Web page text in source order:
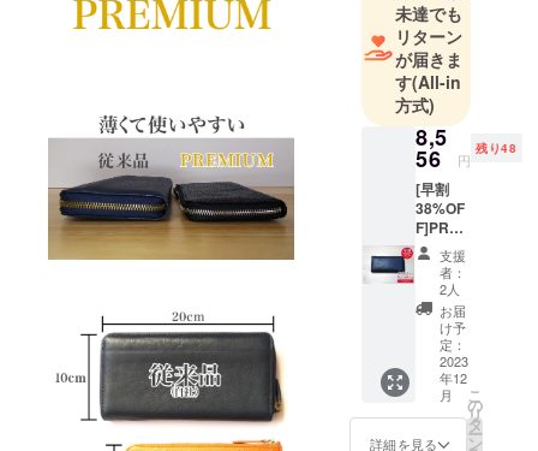
未達でも
リターン
が届きま
す(All-in
方式)
8,5
56 円
残り48
[早割
38%OF
F]PRE
MIUM1
点 一般
販売予
定価格
13,800
円(税、
送料込
み)のと
ころ50
名様限
定
支援
者：
2人
お届
け予
定：
2023
年12
月
詳細を見る
こ
の
リ
タ
ー
ン